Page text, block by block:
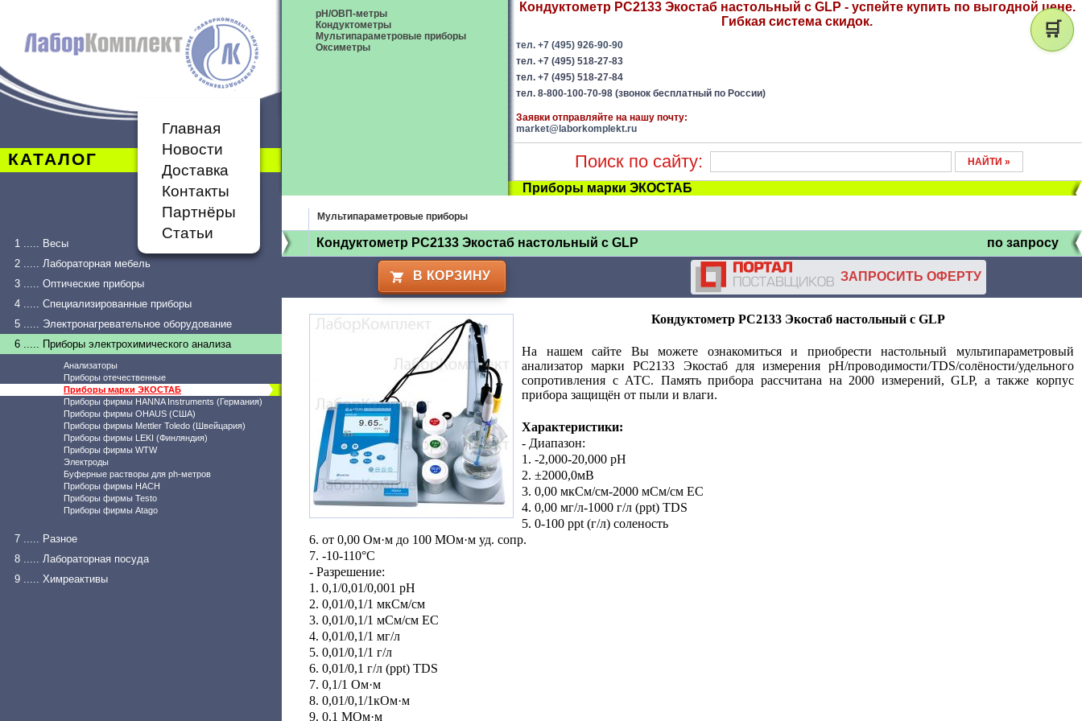
КАТАЛОГ
Главная
Новости
Доставка
Контакты
Партнёры
Статьи
1 ..... Весы
2 ..... Лабораторная мебель
3 ..... Оптические приборы
4 ..... Специализированные приборы
5 ..... Электронагревательное оборудование
6 ..... Приборы электрохимического анализа
Анализаторы
Приборы отечественные
Приборы марки ЭКОСТАБ
Приборы фирмы HANNA Instruments (Германия)
Приборы фирмы OHAUS (США)
Приборы фирмы Mettler Toledo (Швейцария)
Приборы фирмы LEKI (Финляндия)
Приборы фирмы WTW
Электроды
Буферные растворы для ph-метров
Приборы фирмы HACH
Приборы фирмы Testo
Приборы фирмы Atago
7 ..... Разное
8 ..... Лабораторная посуда
9 ..... Химреактивы
рН/ОВП-метры
Кондуктометры
Мультипараметровые приборы
Оксиметры
Кондуктометр PC2133 Экостаб настольный с GLP - успейте купить по выгодной цене.
Гибкая система скидок.
тел. +7 (495) 926-90-90
тел. +7 (495) 518-27-83
тел. +7 (495) 518-27-84
тел. 8-800-100-70-98 (звонок бесплатный по России)
Заявки отправляйте на нашу почту:
market@laborkomplekt.ru
Поиск по сайту:
Приборы марки ЭКОСТАБ
Мультипараметровые приборы
Кондуктометр PC2133 Экостаб настольный с GLP по запросу
В КОРЗИНУ ЗАПРОСИТЬ ОФЕРТУ
Кондуктометр PC2133 Экостаб настольный с GLP
На нашем сайте Вы можете ознакомиться и приобрести настольный мультипараметровый
анализатор марки PC2133 Экостаб для измерения рН/проводимости/TDS/солёности/удельного
сопротивления с АТС. Память прибора рассчитана на 2000 измерений, GLP, а также корпус
прибора защищён от пыли и влаги.
Характеристики:
- Диапазон:
1. -2,000-20,000 pH
2. ±2000,0мВ
3. 0,00 мкСм/см-2000 мСм/см EC
4. 0,00 мг/л-1000 г/л (ppt) TDS
5. 0-100 ppt (г/л) соленость
6. от 0,00 Ом·м до 100 МОм·м уд. сопр.
7. -10-110°C
- Разрешение:
1. 0,1/0,01/0,001 рН
2. 0,01/0,1/1 мкСм/см
3. 0,01/0,1/1 мСм/см EC
4. 0,01/0,1/1 мг/л
5. 0,01/0,1/1 г/л
6. 0,01/0,1 г/л (ppt) TDS
7. 0,1/1 Ом·м
8. 0,01/0,1/1кОм·м
9. 0,1 МОм·м
🛒